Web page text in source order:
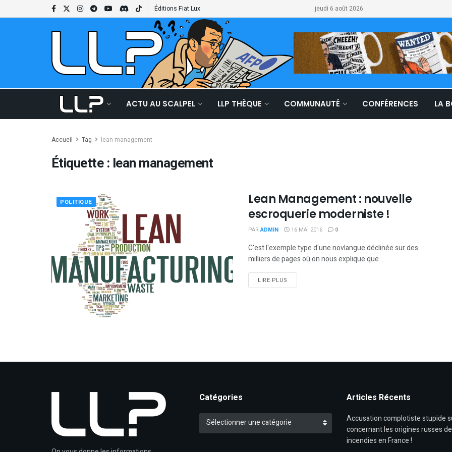
Éditions Fiat Lux jeudi 6 août 2026
ACTU AU SCALPEL LLP THÈQUE COMMUNAUTÉ CONFÉRENCES LA
Accueil Tag lean management
Étiquette : lean management
POLITIQUE
Lean Management : nouvelle
escroquerie moderniste !
PAR ADMIN 16 MAI 2016 0
C'est l'exemple type d'une novlangue déclinée sur des
milliers de pages où on nous explique que ...
LIRE PLUS
Catégories
Catégories
Sélectionner une catégorie
Articles Récents
Accusation complotiste stupide
concernant les origines russes
incendies en France !